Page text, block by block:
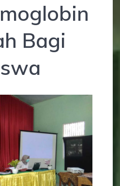
Bagi